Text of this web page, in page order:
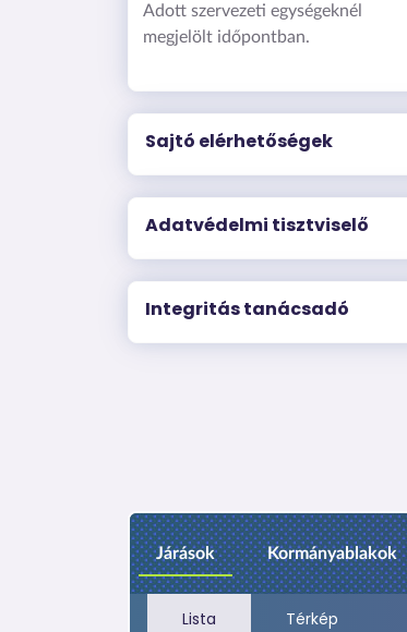
Adott szervezeti egységeknél
megjelölt időpontban.
Sajtó elérhetőségek
Adatvédelmi tisztviselő
Integritás tanácsadó
Járások Kormányablakok
Lista Térkép